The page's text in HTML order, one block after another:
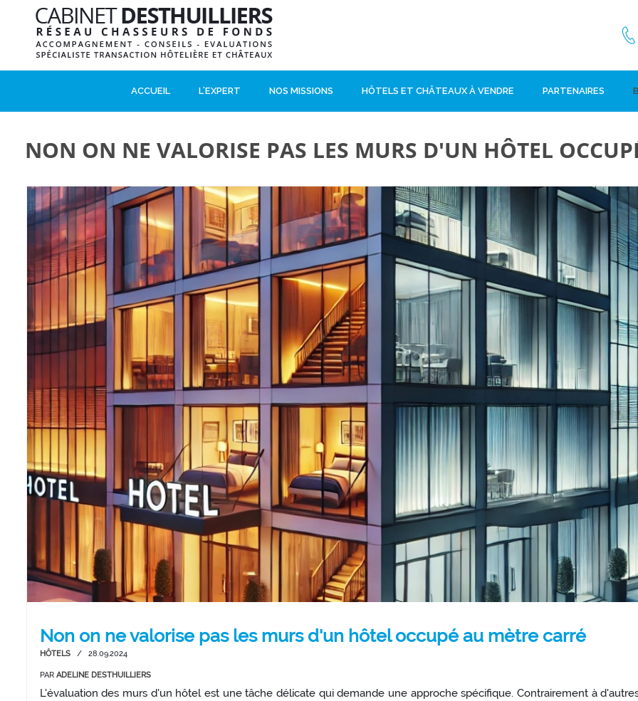
ACCUEIL L'EXPERT NOS MISSIONS HÔTELS ET CHÂTEAUX À VENDRE PARTENAIRES
NON ON NE VALORISE PAS LES MURS D'UN HÔTEL
Non on ne valorise pas les murs d'un hôtel occupé au mètre carré
HÔTELS / 28.09.2024
PAR ADELINE DESTHUILLIERS
L'évaluation des murs d'un hôtel est une tâche délicate qui demande une approche spécifique. Contrairement à